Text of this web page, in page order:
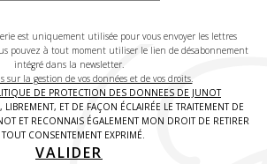
est uniquement utilisée pour vous envoyer les lettres
pouvez à tout moment utiliser le lien de désabonnement
intégré dans la newsletter.
sur la gestion de vos données et de vos droits.
DE PROTECTION DES DONNEES DE JUNOT
LIBREMENT, ET DE FAÇON ÉCLAIRÉE LE TRAITEMENT DE
ET RECONNAIS ÉGALEMENT MON DROIT DE RETIRER
TOUT CONSENTEMENT EXPRIMÉ.
VALIDER